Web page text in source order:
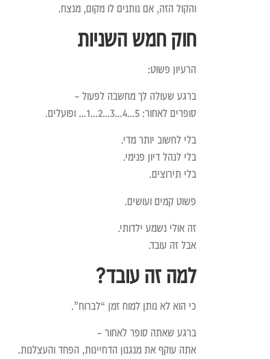
והקול הזה, אם נותנים לו מקום, מנצח.
חוק חמש השניות
הרעיון פשוט:
ברגע שעולה לך מחשבה לפעול –
סופרים לאחור: 5…4…3…2…1… ופועלים.
בלי לחשוב יותר מדי.
בלי לנהל דיון פנימי.
בלי תירוצים.
פשוט קמים ועושים.
זה אולי נשמע ילדותי.
אבל זה עובד.
למה זה עובד?
כי הוא לא נותן למוח זמן “לברוח”.
ברגע שאתה סופר לאחור –
אתה עוקף את מנגנון הדחיינות, הפחד והעצלנות.